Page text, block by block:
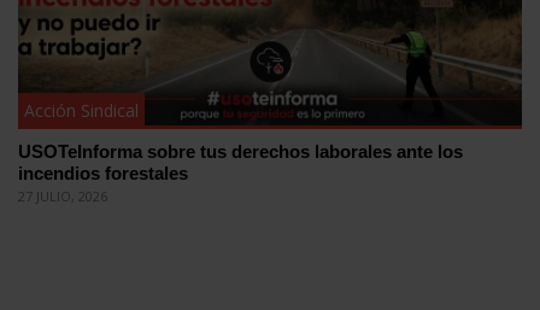
Acción Sindical
USOTeInforma sobre tus derechos laborales ante los
incendios forestales
27 JULIO, 2026